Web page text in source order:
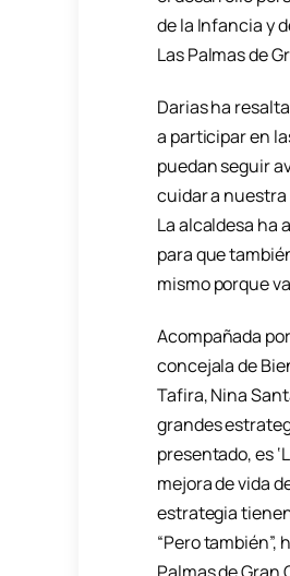
de la Infancia y
Las Palmas de
Darias ha
a participar en
puedan seguir
cuidar a nuestra
La alcaldesa ha
para que
mismo porque
Acompañada
concejala de
Tafira, Nina
grandes
presentado, es
mejora de vida
estrategia
“Pero también”,